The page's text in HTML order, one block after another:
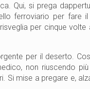
Qui, si prega
ferroviario per fare
per cinque volte
per il deserto.
non riuscendo
mise a pregare e,